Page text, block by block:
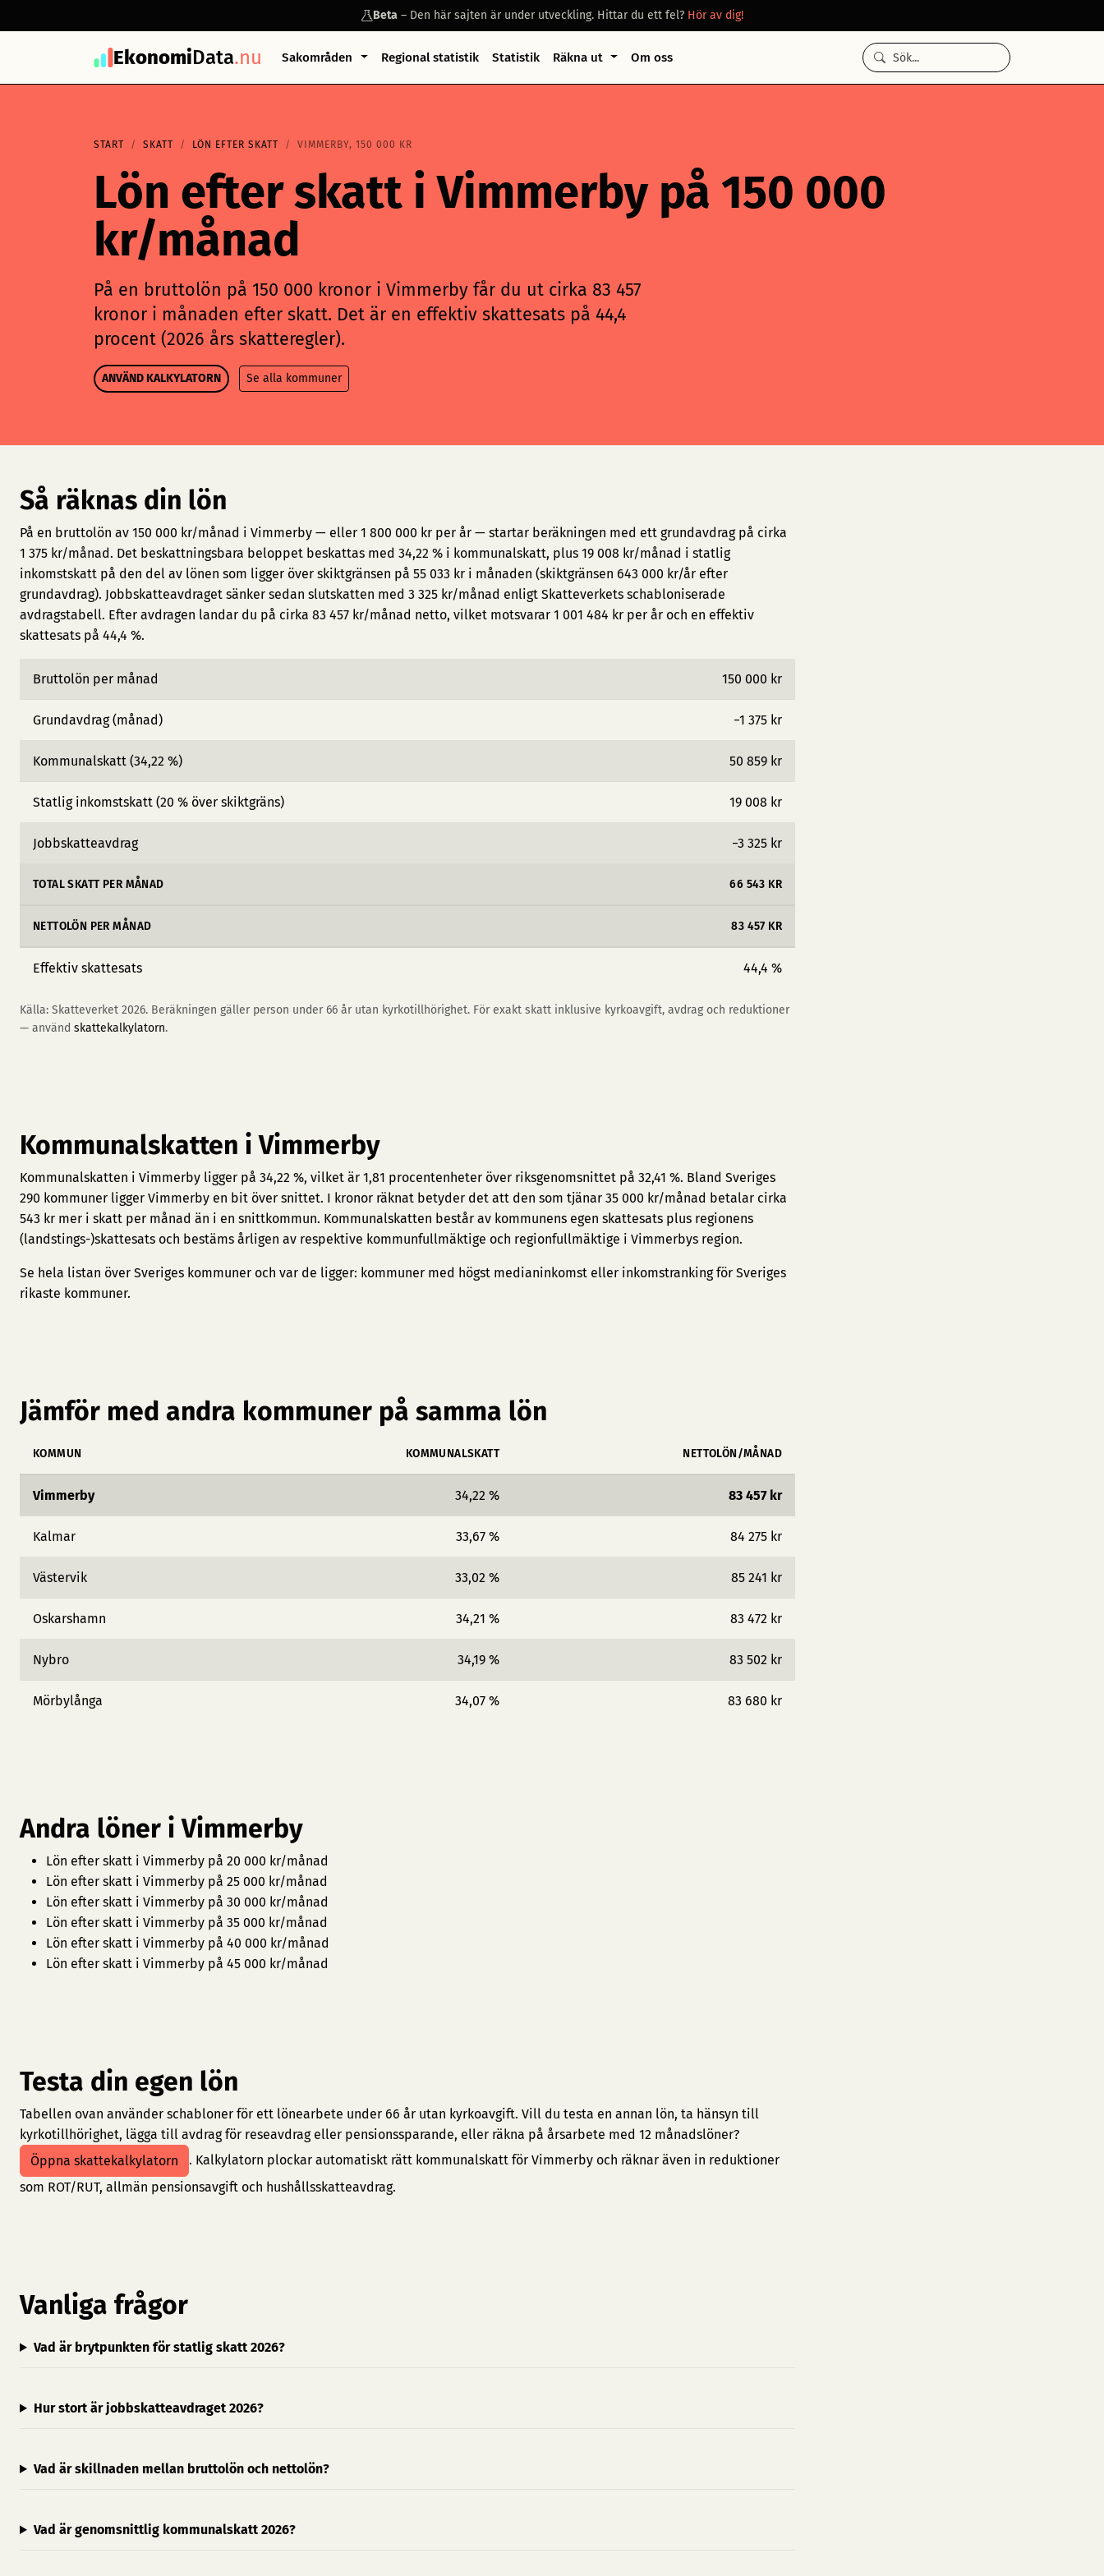
Beta– Den här sajten är under utveckling. Hittar du ett fel? Hör av dig!
EkonomiData.nu Sakområden Regional statistik Statistik Räkna ut Om oss
START SKATT LÖN EFTER SKATT VIMMERBY, 150 000 KR
Lön efter skatt i Vimmerby på 150 000
kr/månad
På en bruttolön på 150 000 kronor i Vimmerby får du ut cirka 83 457
kronor i månaden efter skatt. Det är en effektiv skattesats på 44,4
procent (2026 års skatteregler).
ANVÄND KALKYLATORN Se alla kommuner
Så räknas din lön
På en bruttolön av 150 000 kr/månad i Vimmerby — eller 1 800 000 kr per år — startar beräkningen med ett grundavdrag på cirka
1 375 kr/månad. Det beskattningsbara beloppet beskattas med 34,22 % i kommunalskatt, plus 19 008 kr/månad i statlig
inkomstskatt på den del av lönen som ligger över skiktgränsen på 55 033 kr i månaden (skiktgränsen 643 000 kr/år efter
grundavdrag). Jobbskatteavdraget sänker sedan slutskatten med 3 325 kr/månad enligt Skatteverkets schabloniserade
avdragstabell. Efter avdragen landar du på cirka 83 457 kr/månad netto, vilket motsvarar 1 001 484 kr per år och en effektiv
skattesats på 44,4 %.
Bruttolön per månad 150 000 kr
Grundavdrag (månad) −1 375 kr
Kommunalskatt (34,22 %) 50 859 kr
Statlig inkomstskatt (20 % över skiktgräns) 19 008 kr
Jobbskatteavdrag −3 325 kr
TOTAL SKATT PER MÅNAD 66 543 KR
NETTOLÖN PER MÅNAD 83 457 KR
Effektiv skattesats 44,4 %
Källa: Skatteverket 2026. Beräkningen gäller person under 66 år utan kyrkotillhörighet. För exakt skatt inklusive kyrkoavgift, avdrag och reduktioner
— använd skattekalkylatorn.
Kommunalskatten i Vimmerby
Kommunalskatten i Vimmerby ligger på 34,22 %, vilket är 1,81 procentenheter över riksgenomsnittet på 32,41 %. Bland Sveriges
290 kommuner ligger Vimmerby en bit över snittet. I kronor räknat betyder det att den som tjänar 35 000 kr/månad betalar cirka
543 kr mer i skatt per månad än i en snittkommun. Kommunalskatten består av kommunens egen skattesats plus regionens
(landstings-)skattesats och bestäms årligen av respektive kommunfullmäktige och regionfullmäktige i Vimmerbys region.
Se hela listan över Sveriges kommuner och var de ligger: kommuner med högst medianinkomst eller inkomstranking för Sveriges
rikaste kommuner.
Jämför med andra kommuner på samma lön
KOMMUN KOMMUNALSKATT NETTOLÖN/MÅNAD
Vimmerby 34,22 % 83 457 kr
Kalmar 33,67 % 84 275 kr
Västervik 33,02 % 85 241 kr
Oskarshamn 34,21 % 83 472 kr
Nybro 34,19 % 83 502 kr
Mörbylånga 34,07 % 83 680 kr
Andra löner i Vimmerby
Lön efter skatt i Vimmerby på 20 000 kr/månad
Lön efter skatt i Vimmerby på 25 000 kr/månad
Lön efter skatt i Vimmerby på 30 000 kr/månad
Lön efter skatt i Vimmerby på 35 000 kr/månad
Lön efter skatt i Vimmerby på 40 000 kr/månad
Lön efter skatt i Vimmerby på 45 000 kr/månad
Testa din egen lön
Tabellen ovan använder schabloner för ett lönearbete under 66 år utan kyrkoavgift. Vill du testa en annan lön, ta hänsyn till
kyrkotillhörighet, lägga till avdrag för reseavdrag eller pensionssparande, eller räkna på årsarbete med 12 månadslöner?
Öppna skattekalkylatorn
. Kalkylatorn plockar automatiskt rätt kommunalskatt för Vimmerby och räknar även in reduktioner
som ROT/RUT, allmän pensionsavgift och hushållsskatteavdrag.
Vanliga frågor
Vad är brytpunkten för statlig skatt 2026?
Hur stort är jobbskatteavdraget 2026?
Vad är skillnaden mellan bruttolön och nettolön?
Vad är genomsnittlig kommunalskatt 2026?